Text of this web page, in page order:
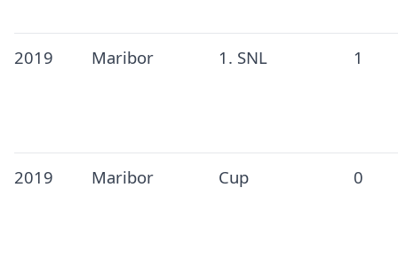
2019 Maribor 1. SNL 1
2019 Maribor Cup 0